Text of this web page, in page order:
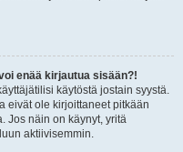
enää kirjautua sisään?!
käytöstä jostain syystä.
eivät ole kirjoittaneet pitkään
Jos näin on käynyt, yritä
aktiivisemmin.